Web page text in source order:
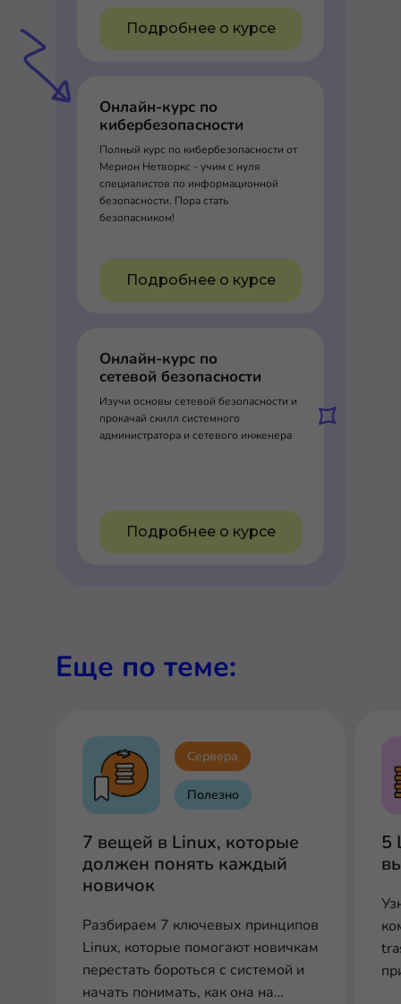
Подробнее о курсе
Онлайн-курс по
кибербезопасности
Полный курс по кибербезопасности от
Мерион Нетворкс - учим с нуля
специалистов по информационной
безопасности. Пора стать
безопасником!
Подробнее о курсе
Онлайн-курс по
сетевой безопасности
Изучи основы сетевой безопасности и
прокачай скилл системного
администратора и сетевого инженера
Подробнее о курсе
Еще по теме:
Сервера
Полезно
7 вещей в Linux, которые
должен понять каждый
новичок
Разбираем 7 ключевых принципов
Linux, которые помогают новичкам
перестать бороться с системой и
начать понимать, как она на
5